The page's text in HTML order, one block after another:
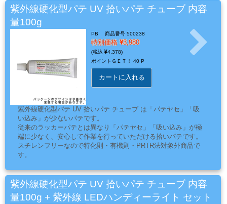
注
目
商
溶
剤・
用
品
紫外線硬化型パテ UV 拾いパテ チューブ 内容
量100g
PB 商品番号 500238
特別価格 3,980
4,378
ポイントＧＥＴ！ 40 P
カートに入れる
紫外線硬化型パテ UV 拾いパテ チューブ は「パテヤセ」「吸
い込み」が少ないパテです。
従来のラッカーパテとは異なり「パテヤセ」「吸い込み」が極
端に少なく、安心して作業を行っていただける拾いパテです。
スチレンフリーなので特化則・有機則・PRTR法対象外商品で
す。
付けができます。
紫外線を30秒から１分程度照射すると硬化し、シリコンオフで
拭き取り後、すぐに研磨作業に入れます。
紫外線硬化型パテ UV 拾いパテ チューブ 内容
量100g + 紫外線 LEDハンディーライト セット